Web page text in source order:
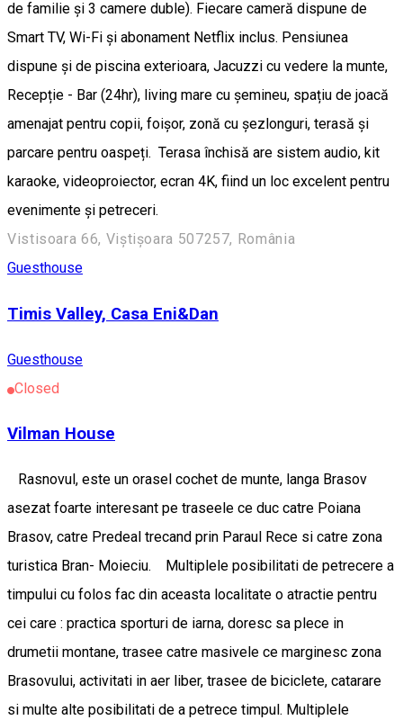
de familie și 3 camere duble). Fiecare cameră dispune de
Smart TV, Wi-Fi și abonament Netflix inclus. Pensiunea
dispune și de piscina exterioara, Jacuzzi cu vedere la munte,
Recepție - Bar (24hr), living mare cu șemineu, spațiu de joacă
amenajat pentru copii, foișor, zonă cu șezlonguri, terasă și
parcare pentru oaspeți. Terasa închisă are sistem audio, kit
karaoke, videoproiector, ecran 4K, fiind un loc excelent pentru
evenimente și petreceri.
Vistisoara 66, Viștișoara 507257, România
Guesthouse
Timis Valley, Casa Eni&Dan
Guesthouse
Closed
Vilman House
Rasnovul, este un orasel cochet de munte, langa Brasov
asezat foarte interesant pe traseele ce duc catre Poiana
Brasov, catre Predeal trecand prin Paraul Rece si catre zona
turistica Bran- Moieciu. Multiplele posibilitati de petrecere a
timpului cu folos fac din aceasta localitate o atractie pentru
cei care : practica sporturi de iarna, doresc sa plece in
drumetii montane, trasee catre masivele ce marginesc zona
Brasovului, activitati in aer liber, trasee de biciclete, catarare
si multe alte posibilitati de a petrece timpul. Multiplele